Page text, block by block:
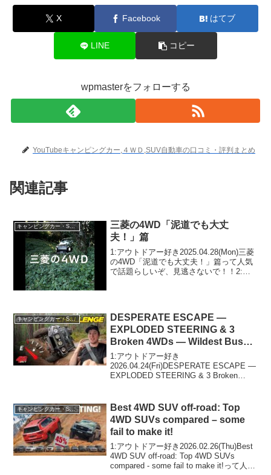
X Facebook はてブ
LINE コピー
wpmasterをフォローする
YouTubeキャンピングカー,４ＷＤ,SUV自動車の口コミ・評判まとめ
関連記事
キャンピングカー・SUV人気車種
三菱の4WD「泥道でも大丈
夫！」篇
1:アウトドアー好き2025.04.28(Mon)三菱
の4WD「泥道でも大丈夫！」篇って人気
で話題らしいぞ、見逃さないで！！2:ア
キャンピングカー・SUV人気車種
DESPERATE ESCAPE —
EXPLODED STEERING & 3
Broken 4WDs — Wildest Bush
Fix Ever
1:アウトドアー好き
2026.04.24(Fri)DESPERATE ESCAPE —
EXPLODED STEERING & 3 Broken
キャンピングカー・SUV人気車種
Best 4WD SUV off-road: Top
4WD SUVs compared – some
fail to make it!
1:アウトドアー好き2026.02.26(Thu)Best
4WD SUV off-road: Top 4WD SUVs
compared - some fail to make it!って人気